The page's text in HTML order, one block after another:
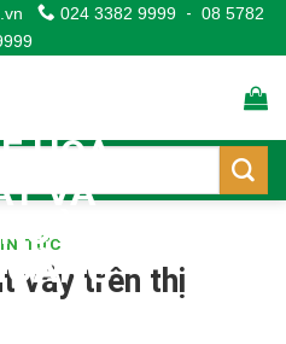
024 3382 9999 - 08 5782
TỨC
vảy trên thị